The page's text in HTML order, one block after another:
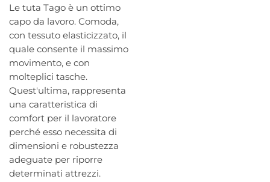
Le tuta Tago è un ottimo
capo da lavoro. Comoda,
con tessuto elasticizzato, il
quale consente il massimo
movimento, e con
molteplici tasche.
Quest'ultima, rappresenta
una caratteristica di
comfort per il lavoratore
perché esso necessita di
dimensioni e robustezza
adeguate per riporre
determinati attrezzi.